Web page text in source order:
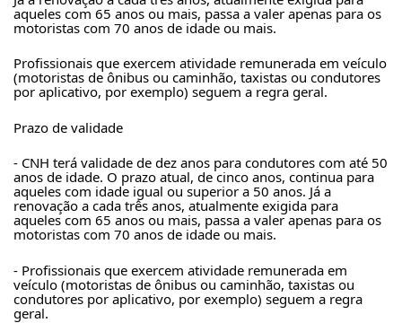
aqueles com 65 anos ou mais, passa a valer apenas para os
motoristas com 70 anos de idade ou mais.
Profissionais que exercem atividade remunerada em veículo
(motoristas de ônibus ou caminhão, taxistas ou condutores
por aplicativo, por exemplo) seguem a regra geral.
Prazo de validade
- CNH terá validade de dez anos para condutores com até 50
anos de idade. O prazo atual, de cinco anos, continua para
aqueles com idade igual ou superior a 50 anos. Já a
renovação a cada três anos, atualmente exigida para
aqueles com 65 anos ou mais, passa a valer apenas para os
motoristas com 70 anos de idade ou mais.
- Profissionais que exercem atividade remunerada em
veículo (motoristas de ônibus ou caminhão, taxistas ou
condutores por aplicativo, por exemplo) seguem a regra
geral.